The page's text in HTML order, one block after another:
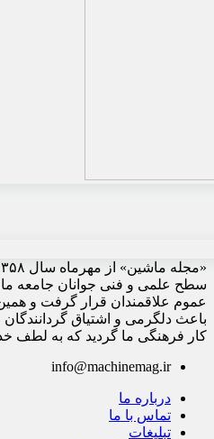
سطح علمی و فنی جوانان جامعه
عموم علاقمندان قرار گرفت و
باعث دلگرمی و اشتیاق
کار فرهنگی ما گردید که به لطف
info@machinemag.ir
درباره ما
تماس با ما
تبلیغات